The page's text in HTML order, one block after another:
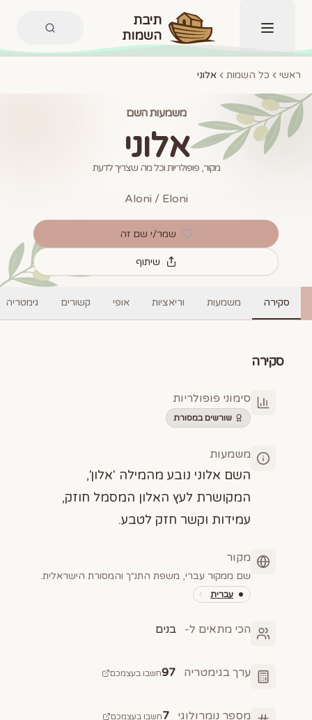
תפריט
תיבת
השמות
ראשי כל השמות אלוני
משמעות השם
אלוני
מקור, פופולריות וכל מה שצריך לדעת
Aloni / Eloni
שמר/י שם זה
שיתוף
סקירה משמעות וריאציות אופי קשורים גימטריה
סקירה
סימוני פופולריות
שורשים במסורת
משמעות
השם אלוני נובע מהמילה 'אלון',
המקושרת לעץ האלון המסמל חוזק,
עמידות וקשר חזק לטבע.
מקור
שם ממקור עברי, משפת התנ״ך והמסורת הישראלית.
עברית
הכי מתאים ל- בנים
ערך בגימטריה 97חשבו בעצמכם
מספר נומרולוגי 7חשבו בעצמכם